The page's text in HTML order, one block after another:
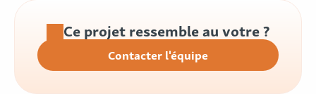
Ce projet ressemble au votre ?
Contacter l'équipe